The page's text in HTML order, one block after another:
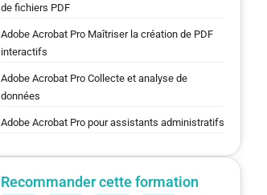
de fichiers PDF
Adobe Acrobat Pro Maîtriser la création de PDF
interactifs
Adobe Acrobat Pro Collecte et analyse de
données
Adobe Acrobat Pro pour assistants administratifs
Recommander cette formation